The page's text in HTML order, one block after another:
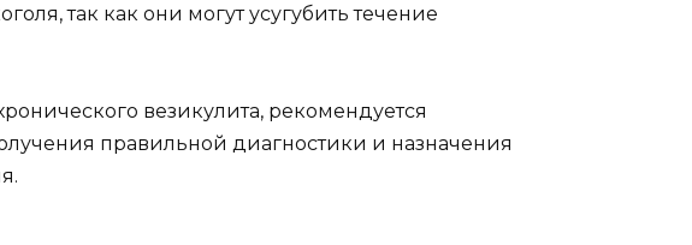
так как они могут усугубить течение
везикулита, рекомендуется
правильной диагностики и назначения